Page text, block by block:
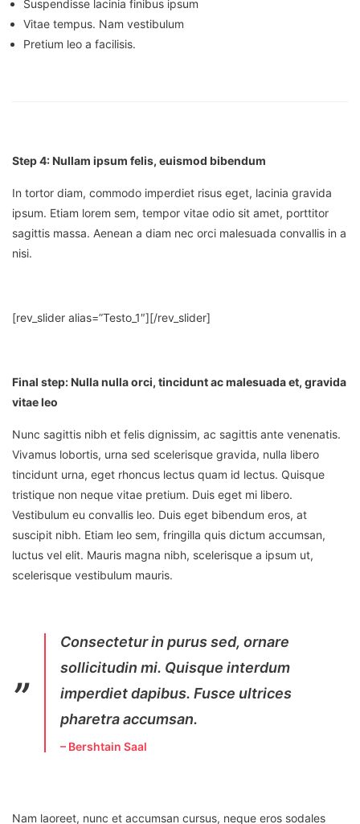
Suspendisse lacinia finibus ipsum
Vitae tempus. Nam vestibulum
Pretium leo a facilisis.
Step 4: Nullam ipsum felis, euismod bibendum
In tortor diam, commodo imperdiet risus eget, lacinia gravida
ipsum. Etiam lorem sem, tempor vitae odio sit amet, porttitor
sagittis massa. Aenean a diam nec orci malesuada convallis in a
nisi.
[rev_slider alias=”Testo_1″][/rev_slider]
Final step: Nulla nulla orci, tincidunt ac malesuada et, gravida
vitae leo
Nunc sagittis nibh et felis dignissim, ac sagittis ante venenatis.
Vivamus lobortis, urna sed scelerisque gravida, nulla libero
tincidunt urna, eget rhoncus lectus quam id lectus. Quisque
tristique non neque vitae pretium. Duis eget mi libero.
Vestibulum eu convallis leo. Duis eget bibendum eros, at
suscipit nibh. Etiam leo sem, fringilla quis dictum accumsan,
luctus vel elit. Mauris magna nibh, scelerisque a ipsum ut,
scelerisque vestibulum mauris.
Consectetur in purus sed, ornare
sollicitudin mi. Quisque interdum
imperdiet dapibus. Fusce ultrices
pharetra accumsan.
– Bershtain Saal
Nam laoreet, nunc et accumsan cursus, neque eros sodales